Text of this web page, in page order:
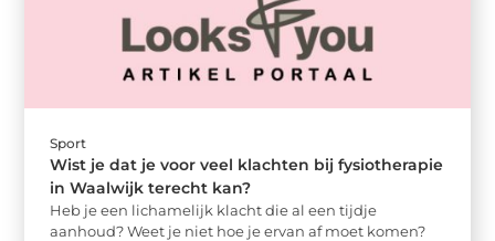
Sport
Wist je dat je voor veel klachten bij fysiotherapie
in Waalwijk terecht kan?
Heb je een lichamelijk klacht die al een tijdje
aanhoud? Weet je niet hoe je ervan af moet komen?